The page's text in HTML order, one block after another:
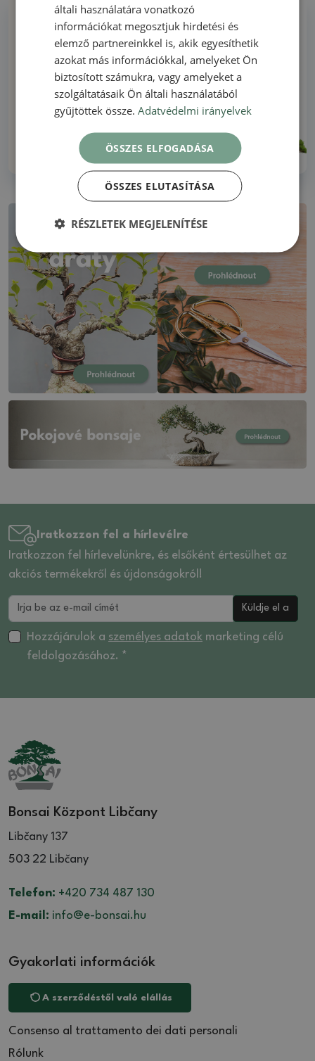
Miért vásároljon tőlünk
Minden raktáron - nincs illusztrációs fotó
Szállítás 48 órán belül
Több mint 30 éves tapasztalat!
Iratkozzon fel a hírlevélre
Iratkozzon fel hírlevelünkre, és elsőként értesülhet az
akciós termékekről és újdonságokról!
Küldje el a
Hozzájárulok a személyes adatok marketing célú
feldolgozásához. *
Bonsai Központ Libčany
Libčany 137
503 22 Libčany
Telefon: +420 734 487 130
E-mail: info@e-bonsai.hu
Gyakorlati információk
A szerződéstől való elállás
Consenso al trattamento dei dati personali
Rólunk
általi használatára vonatkozó
információkat megosztjuk hirdetési és
elemző partnereinkkel is, akik egyesíthetik
azokat más információkkal, amelyeket Ön
biztosított számukra, vagy amelyeket a
szolgáltatásaik Ön általi használatából
gyűjtöttek össze.Adatvédelmi irányelvek
ÖSSZES ELFOGADÁSA
ÖSSZES ELUTASÍTÁSA
RÉSZLETEK MEGJELENÍTÉSE